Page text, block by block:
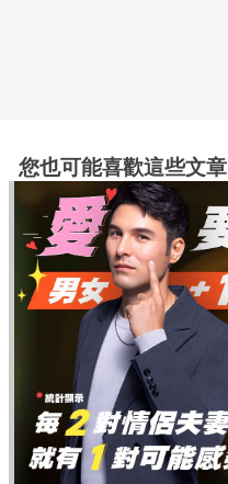
您也可能喜歡這些文章